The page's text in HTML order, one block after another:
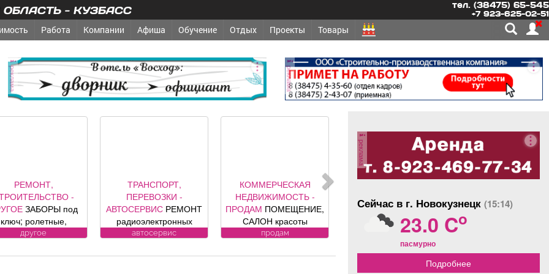
- КУЗБАСС тел. (38475) 65-545
+7 923-625-02-51
Работа Компании Афиша Обучение Отдых Проекты Товары
реклама реклама
РЕМОНТ,
-
ЗАБОРЫ под
ключ; ролетные,
ворота (от
представителя
другое
ТРАНСПОРТ,
ПЕРЕВОЗКИ -
АВТОСЕРВИС РЕМОНТ
радиоэлектронных
компонентов
контроля, ЭБУ,
автосервис
КОММЕРЧЕСКАЯ
НЕДВИЖИМОСТЬ -
ПРОДАМ ПОМЕЩЕНИЕ,
САЛОН красоты
«Оазис», площадь 88, 8
Юдина, 1, хороший
продам
реклама
Сейчас в г. Новокузнецк (15:14)
23.0 Co
пасмурно
Подробнее